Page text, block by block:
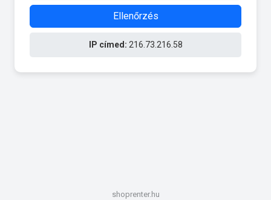
Ellenőrzés
IP címed: 216.73.216.58
shoprenter.hu